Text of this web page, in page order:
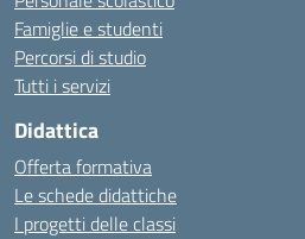
Famiglie e studenti
Percorsi di studio
Tutti i servizi
Didattica
Offerta formativa
Le schede didattiche
I progetti delle classi